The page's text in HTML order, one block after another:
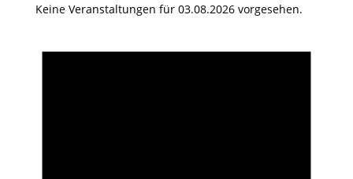
Keine Veranstaltungen für 03.08.2026 vorgesehen.